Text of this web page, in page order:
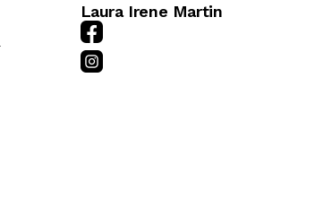
Laura Irene Martin